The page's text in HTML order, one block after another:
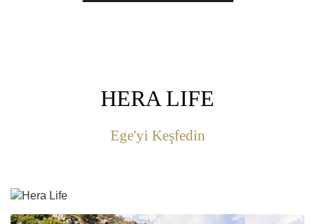
HERA LIFE
Ege'yi Keşfedin